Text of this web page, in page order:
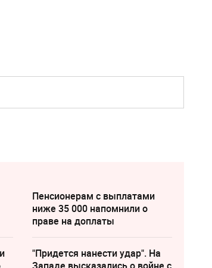
Пенсионерам с выплатами
ниже 35 000 напомнили о
праве на доплаты
"Придется нанести удар". На
Западе высказались о войне с